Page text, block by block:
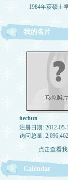
1984年获硕士
我的名片
hechun
注册日期: 2012-05-
访问总量:
点击查看
Calendar